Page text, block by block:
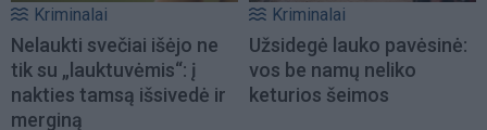
Kriminalai
Nelaukti svečiai išėjo ne
tik su „lauktuvėmis“: į
nakties tamsą išsivedė ir
merginą
Kriminalai
Užsidegė lauko pavėsinė:
vos be namų neliko
keturios šeimos